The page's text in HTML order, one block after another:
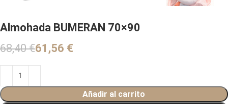
Almohada BUMERAN 70×90
68,40€61,56 €
Añadir al carrito